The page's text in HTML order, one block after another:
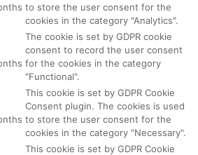
to store the user consent for the
cookies in the category "Analytics".
The cookie is set by GDPR cookie
consent to record the user consent
for the cookies in the category
"Functional".
This cookie is set by GDPR Cookie
Consent plugin. The cookies is used
to store the user consent for the
cookies in the category "Necessary".
This cookie is set by GDPR Cookie